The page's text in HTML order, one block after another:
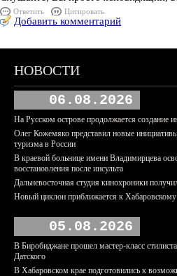
Ответить Цитировать
Добавить комментарий
НОВОСТИ
06.08.2026
На Русском острове продолжается создание
Олег Кожемяко представил новые
туризма в России
В краевой больнице имени Владимирцева
восстановления после инсульта
Дальневосточная студия кинохроники
Новый циклон приближается к
05.08.2026
В Биробиджане прошел мастер-класс
Датского
В Хабаровском крае подготовились к